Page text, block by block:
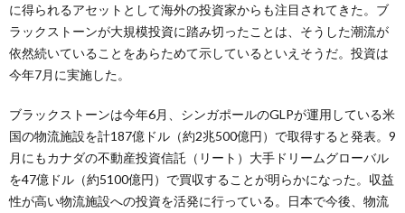
に得られるアセットとして海外の投資家からも注目されてきた。ブ
ラックストーンが大規模投資に踏み切ったことは、そうした潮流が
依然続いていることをあらためて示しているといえそうだ。投資は
今年7月に実施した。
ブラックストーンは今年6月、シンガポールのGLPが運用している米
国の物流施設を計187億ドル（約2兆500億円）で取得すると発表。9
月にもカナダの不動産投資信託（リート）大手ドリームグローバル
を47億ドル（約5100億円）で買収することが明らかになった。収益
性が高い物流施設への投資を活発に行っている。日本で今後、物流